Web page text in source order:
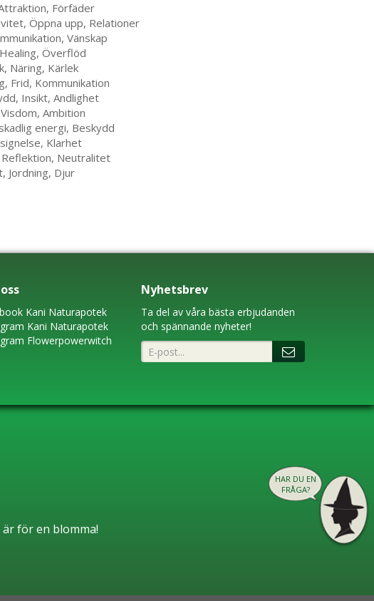
HAR DU EN
FRÅGA?
Förfäder
Öppna upp, Relationer
Vänskap
Överflöd
Näring, Kärlek
Frid, Kommunikation
Insikt, Andlighet
Ambition
energi, Beskydd
Klarhet
Neutralitet
Jordning, Djur
k Kani Naturapotek
Kani Naturapotek
Flowerpowerwitch
Nyhetsbrev
Ta del av våra bästa erbjudanden
och spännande nyheter!
för en blomma!